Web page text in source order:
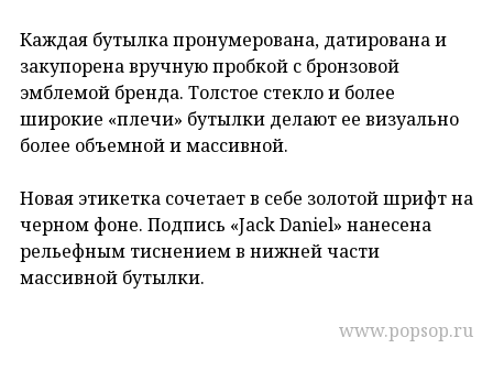
Каждая бутылка пронумерована, датирована и
закупорена вручную пробкой с бронзовой
эмблемой бренда. Толстое стекло и более
широкие «плечи» бутылки делают ее визуально
более объемной и массивной.
Новая этикетка сочетает в себе золотой шрифт на
черном фоне. Подпись «Jack Daniel» нанесена
рельефным тиснением в нижней части
массивной бутылки.
www.popsop.ru